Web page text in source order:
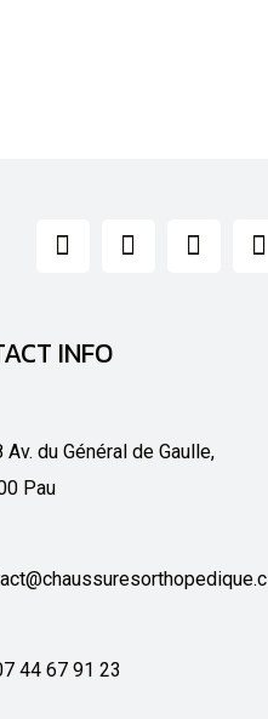
INFO
Av. du Général de Gaulle,
Pau
44 67 91 23